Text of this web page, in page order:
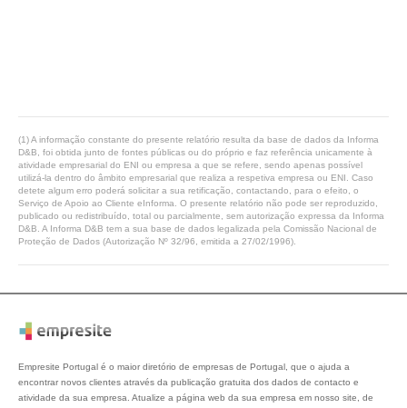
(1) A informação constante do presente relatório resulta da base de dados da Informa
D&B, foi obtida junto de fontes públicas ou do próprio e faz referência unicamente à
atividade empresarial do ENI ou empresa a que se refere, sendo apenas possível
utilizá-la dentro do âmbito empresarial que realiza a respetiva empresa ou ENI. Caso
detete algum erro poderá solicitar a sua retificação, contactando, para o efeito, o
Serviço de Apoio ao Cliente eInforma. O presente relatório não pode ser reproduzido,
publicado ou redistribuído, total ou parcialmente, sem autorização expressa da Informa
D&B. A Informa D&B tem a sua base de dados legalizada pela Comissão Nacional de
Proteção de Dados (Autorização Nº 32/96, emitida a 27/02/1996).
Empresite Portugal é o maior diretório de empresas de Portugal, que o ajuda a
encontrar novos clientes através da publicação gratuita dos dados de contacto e
atividade da sua empresa. Atualize a página web da sua empresa em nosso site, de